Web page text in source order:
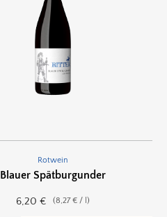
Rotwein
Blauer Spätburgunder
6,20 € (8,27€ / )